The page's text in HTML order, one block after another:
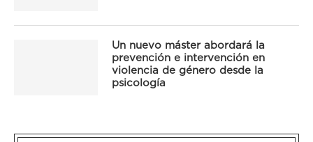
Un nuevo máster abordará la
prevención e intervención en
violencia de género desde la
psicología